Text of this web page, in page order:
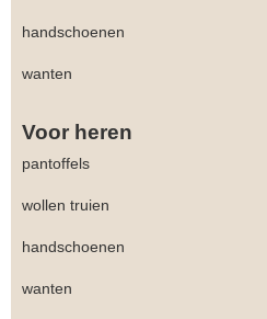
handschoenen
wanten
Voor heren
pantoffels
wollen truien
handschoenen
wanten